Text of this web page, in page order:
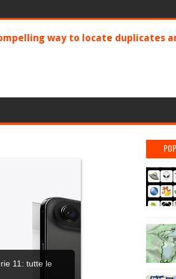
way to locate duplicates
11: tutte le